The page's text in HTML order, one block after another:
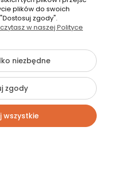
Pomoc
Informacje
Moje konto
plików do swoich
zgody".
w naszej Polityce
niezbędne
zgody
wszystkie